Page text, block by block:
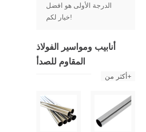
الدرجة الأولى هو افضل
خيار لكم!
أنابيب ومواسير الفولاذ
المقاوم للصدأ
أكثر من+